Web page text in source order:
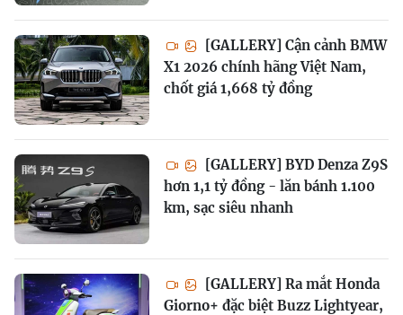
[GALLERY] Cận cảnh BMW
X1 2026 chính hãng Việt Nam,
chốt giá 1,668 tỷ đồng
[GALLERY] BYD Denza Z9S
hơn 1,1 tỷ đồng - lăn bánh 1.100
km, sạc siêu nhanh
[GALLERY] Ra mắt Honda
Giorno+ đặc biệt Buzz Lightyear,